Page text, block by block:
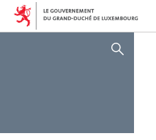
SHOW HIDE SEARCH